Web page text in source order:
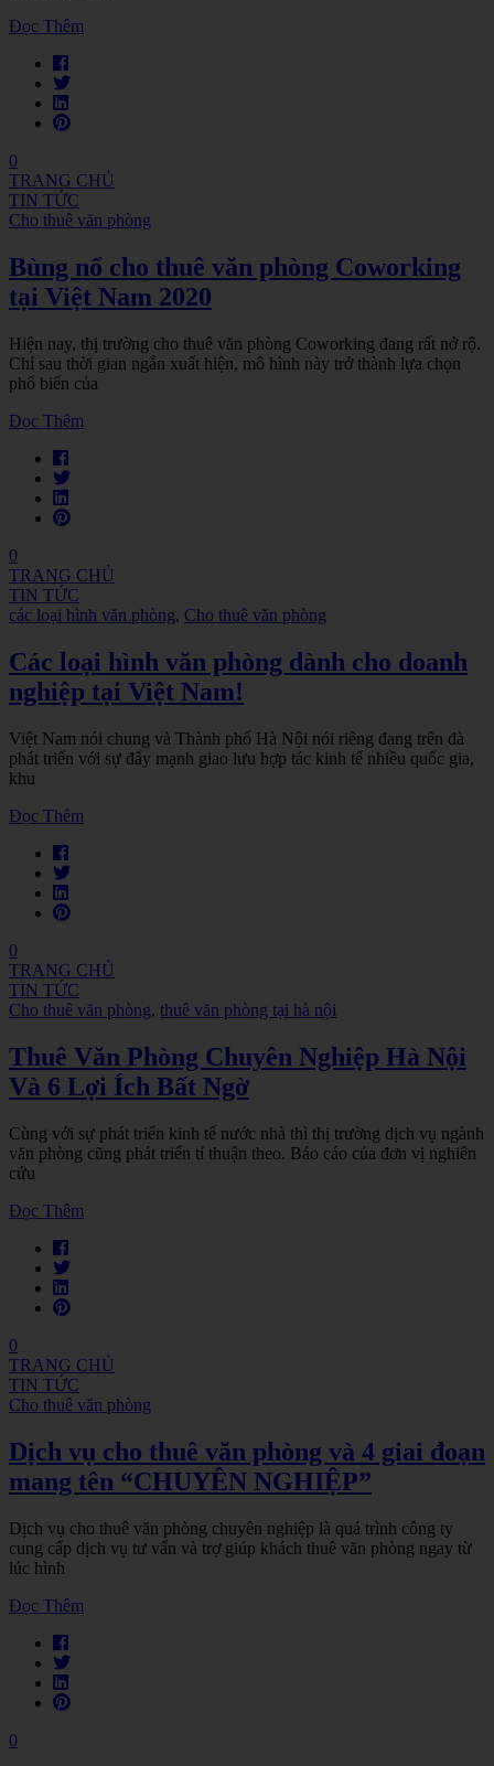
Đọc Thêm
0
TRANG CHỦ
TIN TỨC
Cho thuê văn phòng
Bùng nổ cho thuê văn phòng Coworking
tại Việt Nam 2020
Hiện nay, thị trường cho thuê văn phòng Coworking đang rất nở rộ.
Chỉ sau thời gian ngắn xuất hiện, mô hình này trở thành lựa chọn
phổ biến của
Đọc Thêm
0
TRANG CHỦ
TIN TỨC
các loại hình văn phòng, Cho thuê văn phòng
Các loại hình văn phòng dành cho doanh
nghiệp tại Việt Nam!
Việt Nam nói chung và Thành phố Hà Nội nói riêng đang trên đà
phát triển với sự đẩy mạnh giao lưu hợp tác kinh tế nhiều quốc gia,
khu
Đọc Thêm
0
TRANG CHỦ
TIN TỨC
Cho thuê văn phòng, thuê văn phòng tại hà nội
Thuê Văn Phòng Chuyên Nghiệp Hà Nội
Và 6 Lợi Ích Bất Ngờ
Cùng với sự phát triển kinh tế nước nhà thì thị trường dịch vụ ngành
văn phòng cũng phát triển tỉ thuận theo. Báo cáo của đơn vị nghiên
cứu
Đọc Thêm
0
TRANG CHỦ
TIN TỨC
Cho thuê văn phòng
Dịch vụ cho thuê văn phòng và 4 giai đoạn
mang tên “CHUYÊN NGHIỆP”
Dịch vụ cho thuê văn phòng chuyên nghiệp là quá trình công ty
cung cấp dịch vụ tư vấn và trợ giúp khách thuê văn phòng ngay từ
lúc hình
Đọc Thêm
0